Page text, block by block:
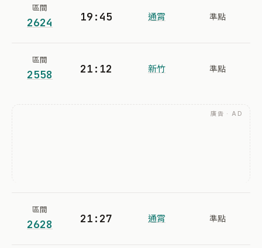
區間
2624 19:45 通霄 準點
區間
2558 21:12 新竹 準點
廣告 · AD
區間
2628 21:27 通霄 準點